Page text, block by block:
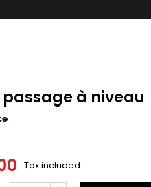
passage à niveau
Tax included